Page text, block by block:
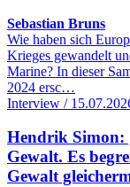
Sebastian Bruns
Wie haben sich
Krieges gewandelt
Marine? In dieser
2024 ersc…
Interview /
Hendrik Simon:
Gewalt. Es
Gewalt